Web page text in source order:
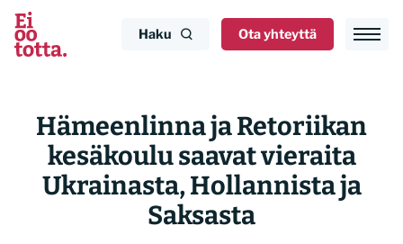
Siirry
sisältöön
Haku Ota yhteyttä
Hämeenlinna ja Retoriikan
kesäkoulu saavat vieraita
Ukrainasta, Hollannista ja
Saksasta